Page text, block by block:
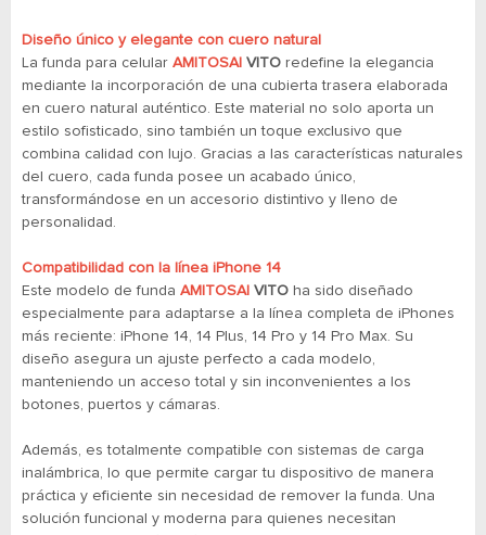
Diseño único y elegante con cuero natural
La funda para celular AMITOSAI VITO redefine la elegancia
mediante la incorporación de una cubierta trasera elaborada
en cuero natural auténtico. Este material no solo aporta un
estilo sofisticado, sino también un toque exclusivo que
combina calidad con lujo. Gracias a las características naturales
del cuero, cada funda posee un acabado único,
transformándose en un accesorio distintivo y lleno de
personalidad.
Compatibilidad con la línea iPhone 14
Este modelo de funda AMITOSAI VITO ha sido diseñado
especialmente para adaptarse a la línea completa de iPhones
más reciente: iPhone 14, 14 Plus, 14 Pro y 14 Pro Max. Su
diseño asegura un ajuste perfecto a cada modelo,
manteniendo un acceso total y sin inconvenientes a los
botones, puertos y cámaras.
Además, es totalmente compatible con sistemas de carga
inalámbrica, lo que permite cargar tu dispositivo de manera
práctica y eficiente sin necesidad de remover la funda. Una
solución funcional y moderna para quienes necesitan